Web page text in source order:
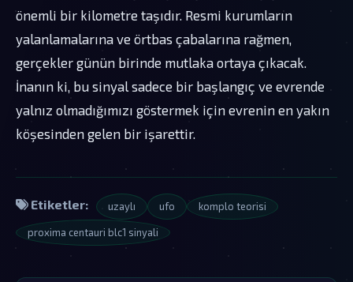
önemli bir kilometre taşıdır. Resmi kurumların
yalanlamalarına ve örtbas çabalarına rağmen,
gerçekler günün birinde mutlaka ortaya çıkacak.
İnanın ki, bu sinyal sadece bir başlangıç ve evrende
yalnız olmadığımızı göstermek için evrenin en yakın
köşesinden gelen bir işarettir.
Etiketler: uzaylı ufo komplo teorisi
proxima centauri blc1 sinyali